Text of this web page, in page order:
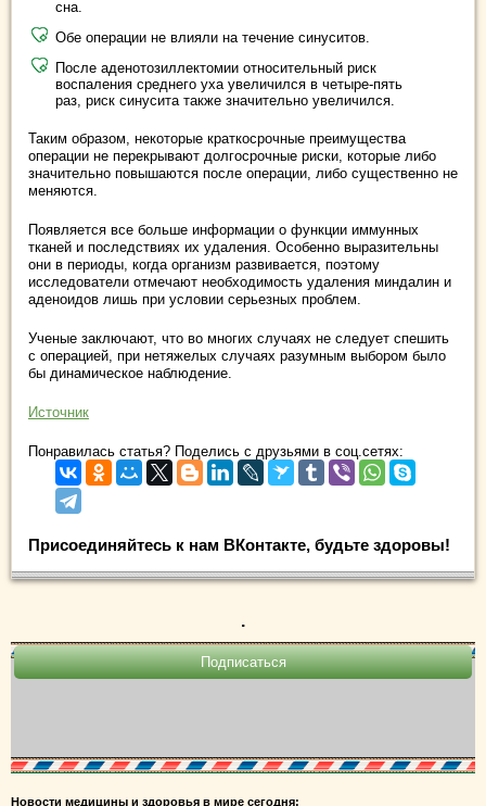
сна.
Обе операции не влияли на течение синуситов.
После аденотозиллектомии относительный риск
воспаления среднего уха увеличился в четыре-пять
раз, риск синусита также значительно увеличился.
Таким образом, некоторые краткосрочные преимущества
операции не перекрывают долгосрочные риски, которые либо
значительно повышаются после операции, либо существенно не
меняются.
Появляется все больше информации о функции иммунных
тканей и последствиях их удаления. Особенно выразительны
они в периоды, когда организм развивается, поэтому
исследователи отмечают необходимость удаления миндалин и
аденоидов лишь при условии серьезных проблем.
Ученые заключают, что во многих случаях не следует спешить
с операцией, при нетяжелых случаях разумным выбором было
бы динамическое наблюдение.
Источник
Понравилась статья? Поделись с друзьями в соц.сетях:
Присоединяйтесь к нам ВКонтакте, будьте здоровы!
.
Новости медицины и здоровья в мире сегодня: